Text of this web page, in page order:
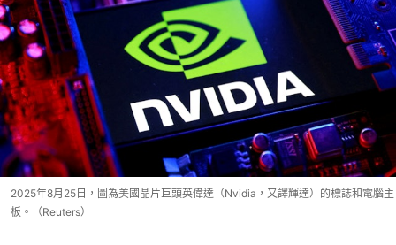
2025年8月25日，圖為美國晶片巨頭英偉達（Nvidia，又譯輝達）的標誌和電腦主
板。（Reuters）